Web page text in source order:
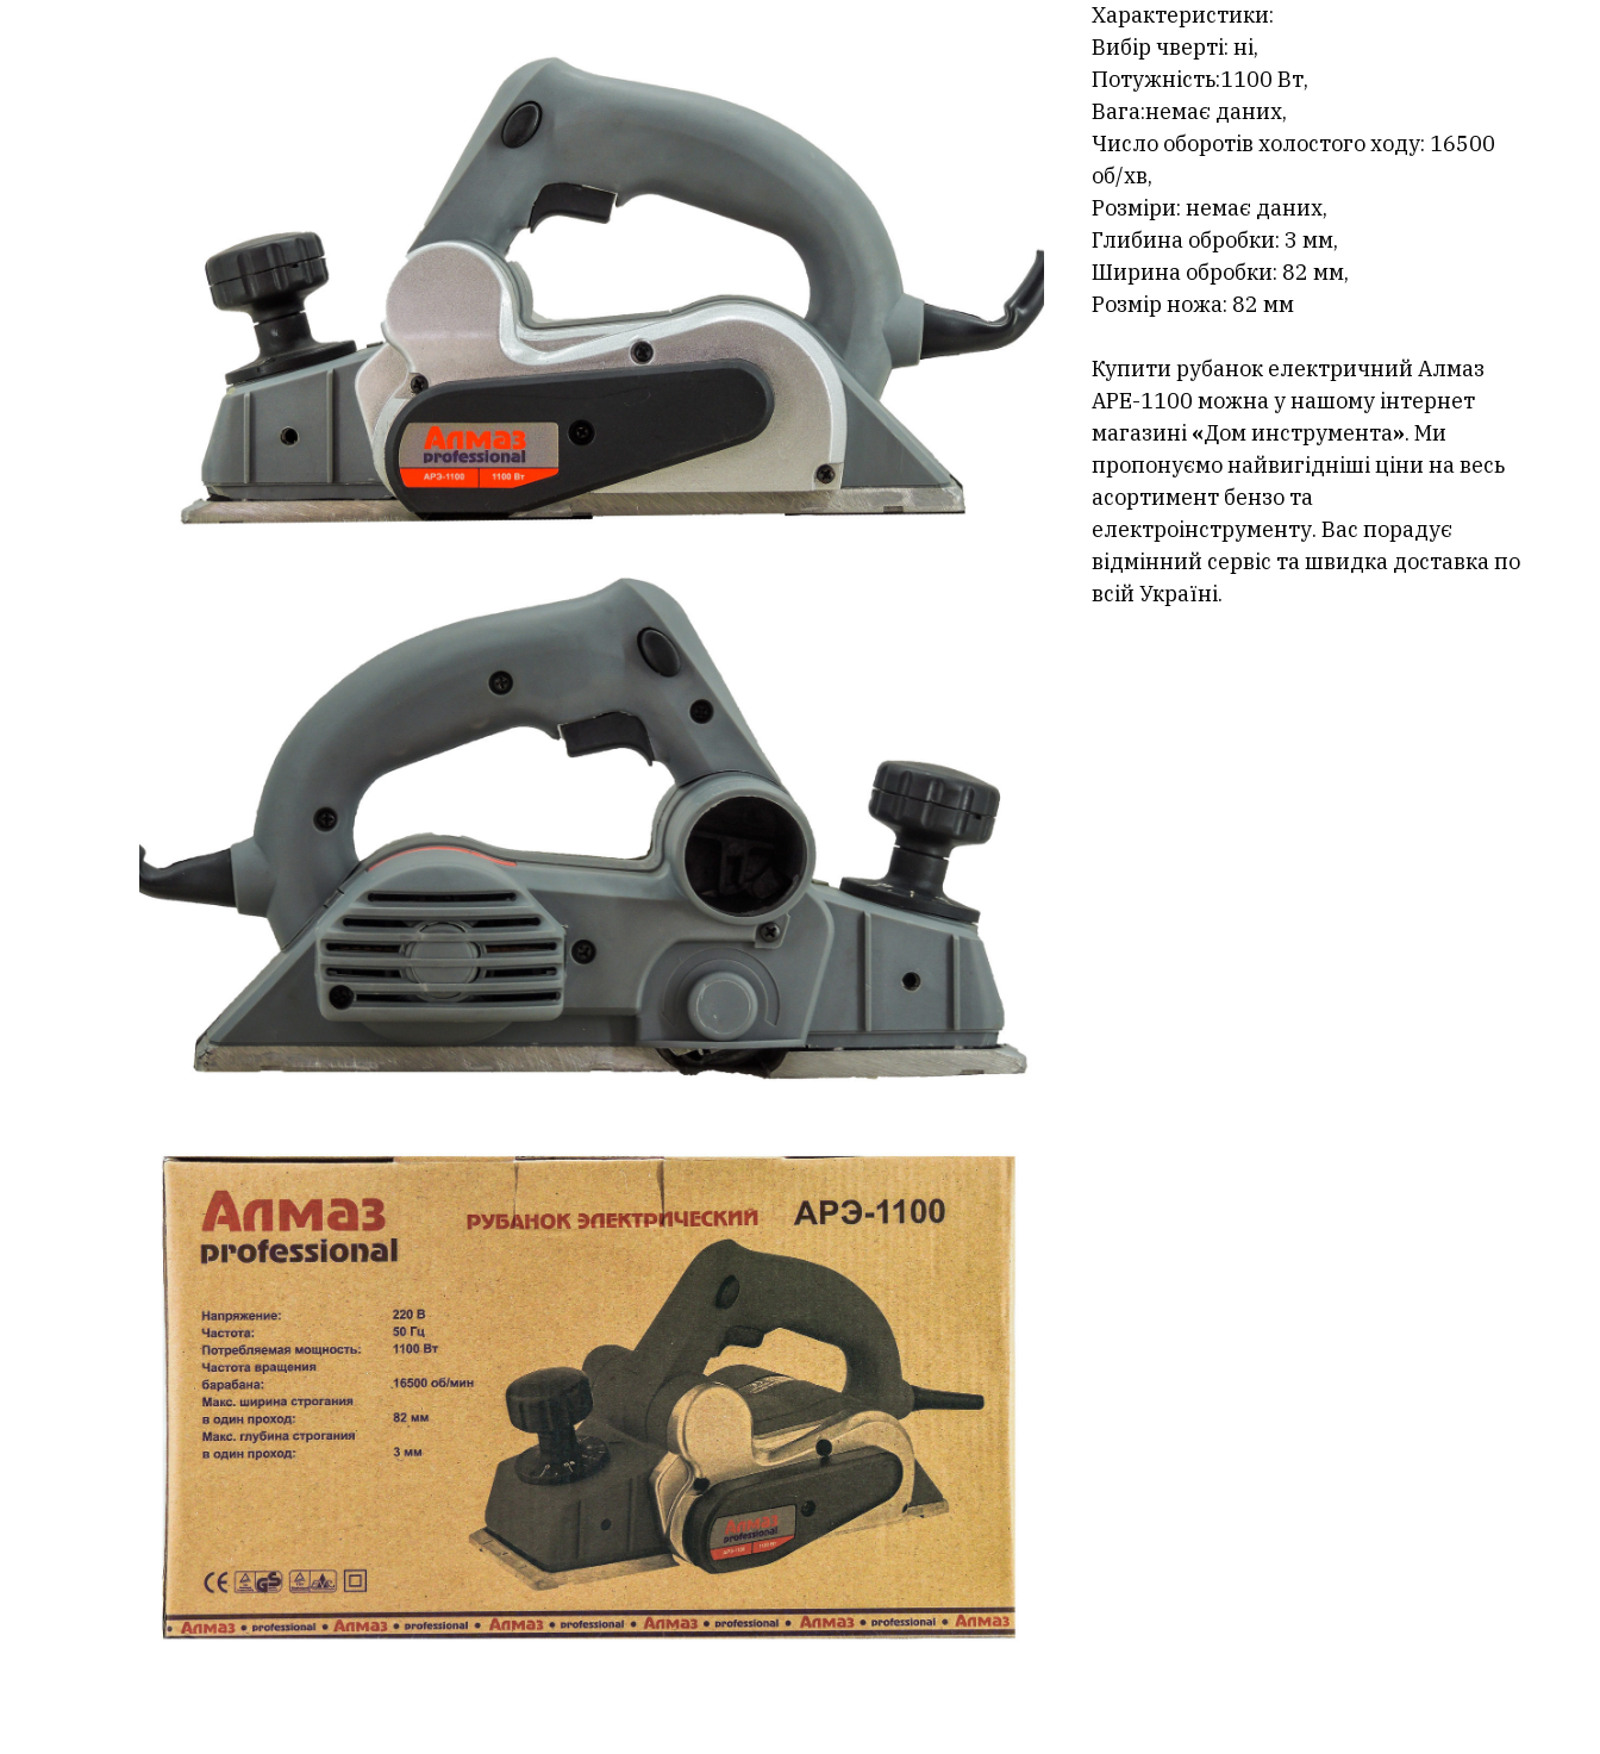
Характеристики:
Вибір чверті: ні,
Потужність:1100 Вт,
Вага:немає даних,
Число оборотів холостого ходу: 16500
об/хв,
Розміри: немає даних,
Глибина обробки: 3 мм,
Ширина обробки: 82 мм,
Розмір ножа: 82 мм
Купити рубанок електричний Алмаз
АРЕ-1100 можна у нашому інтернет
магазині «Дом инструмента». Ми
пропонуємо найвигідніші ціни на весь
асортимент бензо та
електроінструменту. Вас порадує
відмінний сервіс та швидка доставка по
всій Україні.